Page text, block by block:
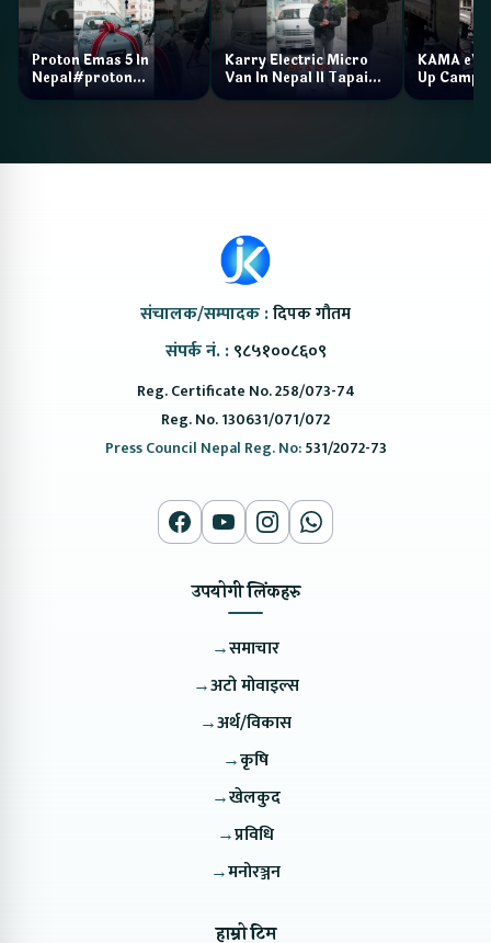
Proton Emas 5 In
Nepal#proton
#protonemas5#protonnepal#evcarnepal
Karry Electric Micro
Van In Nepal II Tapaiko
Bazar II Jankari
KAMA eV
Up Camp
संचालक/सम्पादक :दिपक गौतम
संपर्क नं. : ९८५१००८६०९
Reg. Certificate No. 258/073-74
Reg. No. 130631/071/072
Press Council Nepal Reg. No:531/2072-73
उपयोगी लिंकहरु
→समाचार
→अटो मोवाइल्स
→अर्थ/विकास
→कृषि
→खेलकुद
→प्रविधि
→मनोरञ्जन
हाम्रो टिम